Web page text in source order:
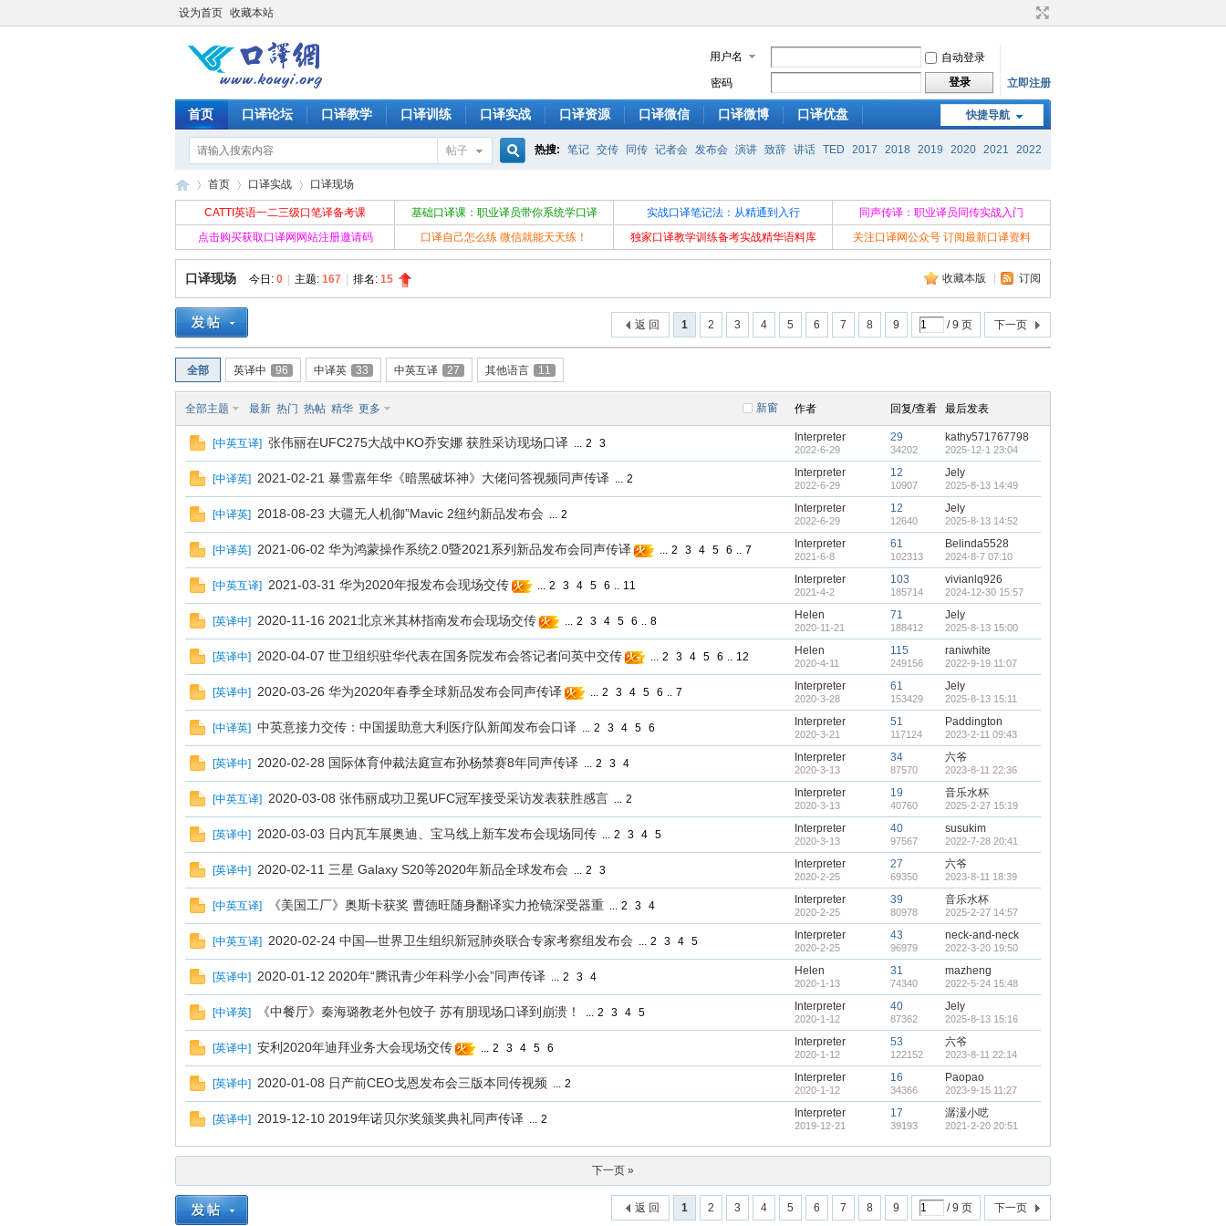
设为首页 收藏本站
用户名
自动登录
密码
登录 立即注册
快捷导航
首页 口译论坛 口译教学 口译训练 口译实战 口译资源 口译微信 口译微博 口译优盘
帖子 热搜: 笔记 交传 同传 记者会 发布会 演讲 致辞 讲话 TED 2017 2018 2019 2020 2021 2022
口 »
首页
›
口译实战
›
口译现场
CATTI英语一二三级口笔译备考课 基础口译课：职业译员带你系统学口译 实战口译笔记法：从精通到入行
同声传译：职业译员同传实战入门
点击购买获取口译网网站注册邀请码
口译自己怎么练 微信就能天天练！ 独家口译教学训练备考实战精华语料库 关注口译网公众号 订阅最新口译资料
收藏本版 订阅
口译现场 今日: 0 主题: 167 排名: 15
1 2 3 4 5 6 7 8 9 / 9 页 下一页
返 回
全部 英译中 96 中译英 33 中英互译 27 其他语言 11
新窗
全部主题 最新 热门 热帖 精华 更多 作者 回复/查看 最后发表
[中英互译] 张伟丽在UFC275大战中KO乔安娜 获胜采访现场口译 ... 2 3 Interpreter
2022-6-29
29
34202
kathy571767798
2025-12-1 23:04
[中译英] 2021-02-21 暴雪嘉年华《暗黑破坏神》大佬问答视频同声传译 ... 2 Interpreter
2022-6-29
12
10907
Jely
2025-8-13 14:49
[中译英] 2018-08-23 大疆无人机御”Mavic 2纽约新品发布会 ... 2 Interpreter
2022-6-29
12
12640
Jely
2025-8-13 14:52
[中译英] 2021-06-02 华为鸿蒙操作系统2.0暨2021系列新品发布会同声传译 ... 2 3 4 5 6 .. 7 Interpreter
2021-6-8
61
102313
Belinda5528
2024-8-7 07:10
[中英互译] 2021-03-31 华为2020年报发布会现场交传 ... 2 3 4 5 6 .. 11 Interpreter
2021-4-2
103
185714
vivianlq926
2024-12-30 15:57
[英译中] 2020-11-16 2021北京米其林指南发布会现场交传 ... 2 3 4 5 6 .. 8 Helen
2020-11-21
71
188412
Jely
2025-8-13 15:00
[英译中] 2020-04-07 世卫组织驻华代表在国务院发布会答记者问英中交传 ... 2 3 4 5 6 .. 12 Helen
2020-4-11
115
249156
raniwhite
2022-9-19 11:07
[英译中] 2020-03-26 华为2020年春季全球新品发布会同声传译 ... 2 3 4 5 6 .. 7 Interpreter
2020-3-28
61
153429
Jely
2025-8-13 15:11
[中译英] 中英意接力交传：中国援助意大利医疗队新闻发布会口译 ... 2 3 4 5 6 Interpreter
2020-3-21
51
117124
Paddington
2023-2-11 09:43
[英译中] 2020-02-28 国际体育仲裁法庭宣布孙杨禁赛8年同声传译 ... 2 3 4 Interpreter
2020-3-13
34
87570
六爷
2023-8-11 22:36
[中英互译] 2020-03-08 张伟丽成功卫冕UFC冠军接受采访发表获胜感言 ... 2 Interpreter
2020-3-13
19
40760
音乐水杯
2025-2-27 15:19
[英译中] 2020-03-03 日内瓦车展奥迪、宝马线上新车发布会现场同传 ... 2 3 4 5 Interpreter
2020-3-13
40
97567
susukim
2022-7-28 20:41
[英译中] 2020-02-11 三星 Galaxy S20等2020年新品全球发布会 ... 2 3 Interpreter
2020-2-25
27
69350
六爷
2023-8-11 18:39
[中英互译] 《美国工厂》奥斯卡获奖 曹德旺随身翻译实力抢镜深受器重 ... 2 3 4 Interpreter
2020-2-25
39
80978
音乐水杯
2025-2-27 14:57
[中英互译] 2020-02-24 中国—世界卫生组织新冠肺炎联合专家考察组发布会 ... 2 3 4 5 Interpreter
2020-2-25
43
96979
neck-and-neck
2022-3-20 19:50
[英译中] 2020-01-12 2020年“腾讯青少年科学小会”同声传译 ... 2 3 4 Helen
2020-1-13
31
74340
mazheng
2022-5-24 15:48
[中译英] 《中餐厅》秦海璐教老外包饺子 苏有朋现场口译到崩溃！ ... 2 3 4 5 Interpreter
2020-1-12
40
87362
Jely
2025-8-13 15:16
[英译中] 安利2020年迪拜业务大会现场交传 ... 2 3 4 5 6 Interpreter
2020-1-12
53
122152
六爷
2023-8-11 22:14
[英译中] 2020-01-08 日产前CEO戈恩发布会三版本同传视频 ... 2 Interpreter
2020-1-12
16
34366
Paopao
2023-9-15 11:27
[英译中] 2019-12-10 2019年诺贝尔奖颁奖典礼同声传译 ... 2 Interpreter
2019-12-21
17
39193
潺湲小呓
2021-2-20 20:51
下一页 »
1 2 3 4 5 6 7 8 9 / 9 页 下一页
返 回